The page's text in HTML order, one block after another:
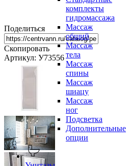
комплекты
гидромассажа
Массаж
общий
Массаж
тела
Массаж
спины
Массаж
шиацу
Массаж
ног
Подсветка
Дополнительные
опции
Поделиться
Скопировать
Артикул: У73556